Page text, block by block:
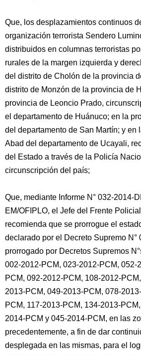
Que, los desplazamientos continuos
organización terrorista Sendero
distribuidos en columnas terroristas
rurales de la margen izquierda y
del distrito de Cholón de la provincia
distrito de Monzón de la provincia de
provincia de Leoncio Prado,
el departamento de Huánuco; en la
del departamento de San Martín; y en
Abad del departamento de Ucayali,
del Estado a través de la Policía
circunscripción del país;
Que, mediante Informe N° 032-2014-
EM/OFIPLO, el Jefe del Frente
recomienda que se prorrogue el
declarado por el Decreto Supremo N°
prorrogado por Decretos Supremos
002-2012-PCM, 023-2012-PCM, 052-
PCM, 092-2012-PCM, 108-2012-
2013-PCM, 049-2013-PCM, 078-
PCM, 117-2013-PCM, 134-2013-
2014-PCM y 045-2014-PCM, en las
precedentemente, a fin de dar
desplegada en las mismas, para el